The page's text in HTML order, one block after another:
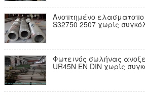
Ανοπτημένο
S32750 2507 χωρίς
ανοξείδωτου/σωλήνας,
Φωτεινός σωλήνας
UR45N EN DIN χωρίς
στο κρύο διπλός